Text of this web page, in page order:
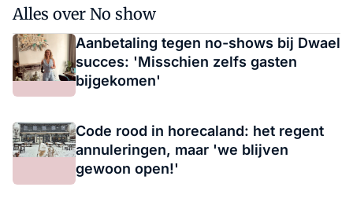
Alles over No show
Aanbetaling tegen no-shows bij Dwael
succes: 'Misschien zelfs gasten
bijgekomen'
Code rood in horecaland: het regent
annuleringen, maar 'we blijven
gewoon open!'